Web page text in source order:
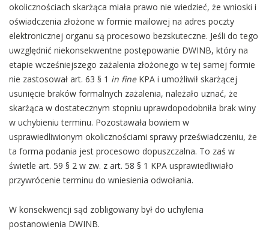
okolicznościach skarżąca miała prawo nie wiedzieć, że wnioski i
oświadczenia złożone w formie mailowej na adres poczty
elektronicznej organu są procesowo bezskuteczne. Jeśli do tego
uwzględnić niekonsekwentne postępowanie DWINB, który na
etapie wcześniejszego zażalenia złożonego w tej samej formie
nie zastosował art. 63 § 1 in fineKPA i umożliwił skarżącej
usunięcie braków formalnych zażalenia, należało uznać, że
skarżąca w dostatecznym stopniu uprawdopodobniła brak winy
w uchybieniu terminu. Pozostawała bowiem w
usprawiedliwionym okolicznościami sprawy przeświadczeniu, że
ta forma podania jest procesowo dopuszczalna. To zaś w
świetle art. 59 § 2 w zw. z art. 58 § 1 KPA usprawiedliwiało
przywrócenie terminu do wniesienia odwołania.
W konsekwencji sąd zobligowany był do uchylenia
postanowienia DWINB.